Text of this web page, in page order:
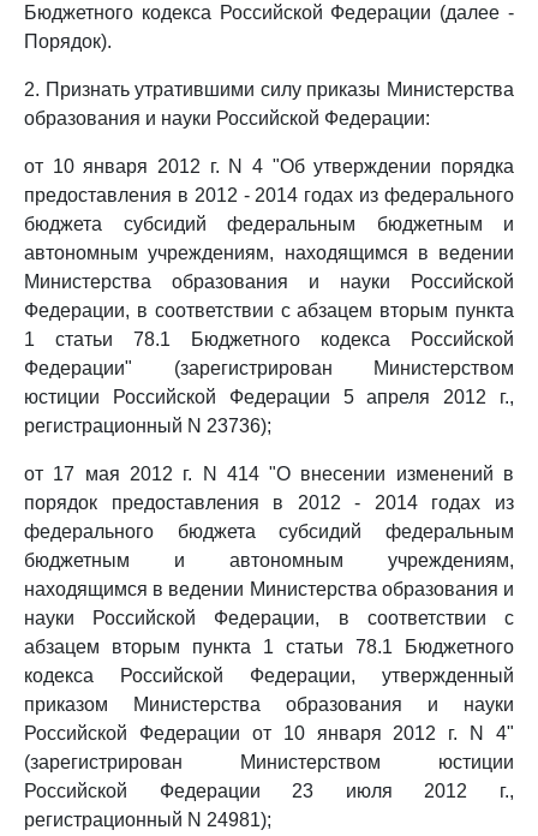
Бюджетного кодекса Российской Федерации (далее -
Порядок).
2. Признать утратившими силу приказы Министерства
образования и науки Российской Федерации:
от 10 января 2012 г. N 4 "Об утверждении порядка
предоставления в 2012 - 2014 годах из федерального
бюджета субсидий федеральным бюджетным и
автономным учреждениям, находящимся в ведении
Министерства образования и науки Российской
Федерации, в соответствии с абзацем вторым пункта
1 статьи 78.1 Бюджетного кодекса Российской
Федерации" (зарегистрирован Министерством
юстиции Российской Федерации 5 апреля 2012 г.,
регистрационный N 23736);
от 17 мая 2012 г. N 414 "О внесении изменений в
порядок предоставления в 2012 - 2014 годах из
федерального бюджета субсидий федеральным
бюджетным и автономным учреждениям,
находящимся в ведении Министерства образования и
науки Российской Федерации, в соответствии с
абзацем вторым пункта 1 статьи 78.1 Бюджетного
кодекса Российской Федерации, утвержденный
приказом Министерства образования и науки
Российской Федерации от 10 января 2012 г. N 4"
(зарегистрирован Министерством юстиции
Российской Федерации 23 июля 2012 г.,
регистрационный N 24981);